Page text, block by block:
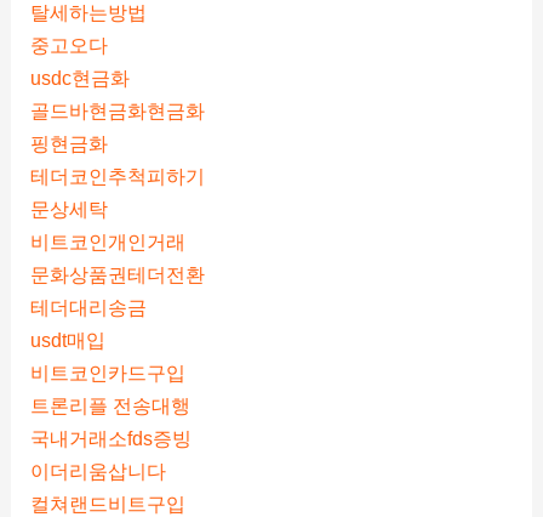
탈세하는방법
중고오다
usdc현금화
골드바현금화현금화
핑현금화
테더코인추척피하기
문상세탁
비트코인개인거래
문화상품권테더전환
테더대리송금
usdt매입
비트코인카드구입
트론리플 전송대행
국내거래소fds증빙
이더리움삽니다
컬쳐랜드비트구입